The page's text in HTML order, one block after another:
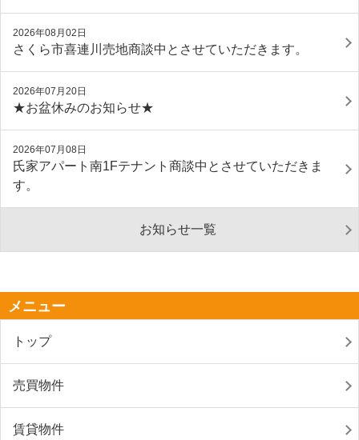
2026年08月02日
さくら市喜連川売地商談中とさせていただきます。
2026年07月20日
★お盆休みのお知らせ★
2026年07月08日
氏家アパート南1Fテナント商談中とさせていただきま
す。
お知らせ一覧
メニュー
トップ
売買物件
賃貸物件